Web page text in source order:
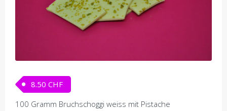
8.50 CHF
100 Gramm Bruchschoggi weiss mit Pistache